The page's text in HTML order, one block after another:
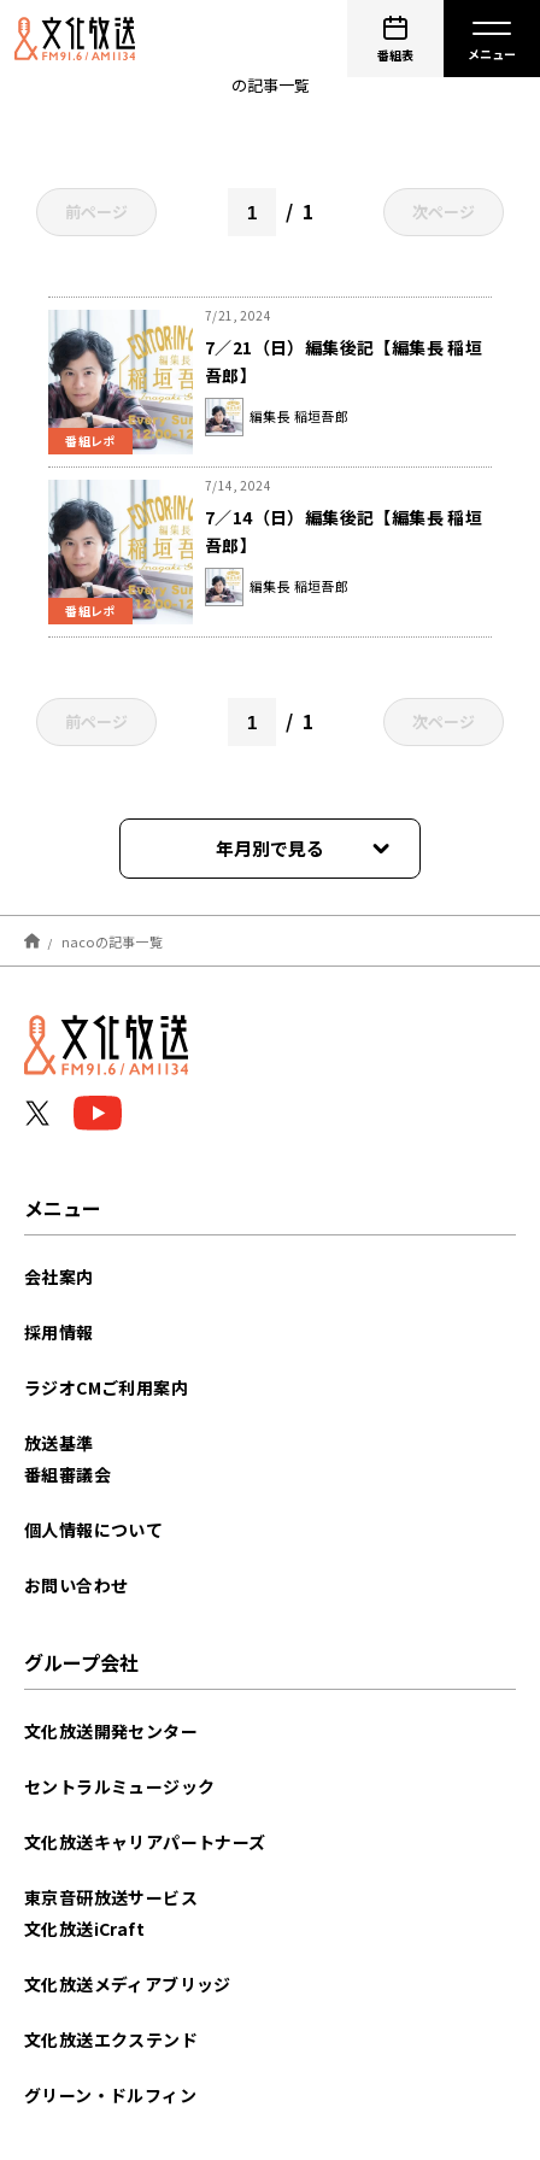
番組表
の記事一覧
前ページ 1 次ページ
番組レポ
7/21, 2024
7／21（日）編集後記【編集長 稲垣
吾郎】
編集長 稲垣吾郎
番組レポ
7/14, 2024
7／14（日）編集後記【編集長 稲垣
吾郎】
編集長 稲垣吾郎
前ページ 1 次ページ
年月別で見る
2024年07月
nacoの記事一覧
メニュー
会社案内
採用情報
ラジオCMご利用案内
放送基準
番組審議会
個人情報について
お問い合わせ
グループ会社
文化放送開発センター
セントラルミュージック
文化放送キャリアパートナーズ
東京音研放送サービス
文化放送iCraft
文化放送メディアブリッジ
文化放送エクステンド
グリーン・ドルフィン